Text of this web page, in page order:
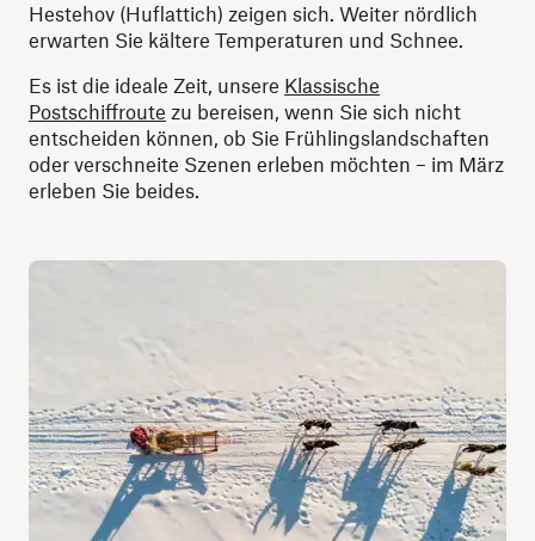
Hestehov (Huflattich) zeigen sich. Weiter nördlich
erwarten Sie kältere Temperaturen und Schnee.
Es ist die ideale Zeit, unsere Klassische
Postschiffroute zu bereisen, wenn Sie sich nicht
entscheiden können, ob Sie Frühlingslandschaften
oder verschneite Szenen erleben möchten – im März
erleben Sie beides.